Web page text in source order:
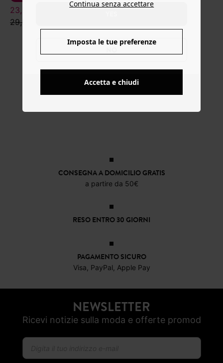
23,99 €
29,99 €
31,99 €
CONSEGNA A DOMICILIO GRATIS
a partire da 50€
RESO ENTRO 30 GIORNI
PAGAMENTO SICURO
Visa, PayPal, Apple Pay
NEWSLETTER
Ricevi notizie sulla moda e offerte promod
Continua senza accettare
Imposta le tue preferenze
Accetta e chiudi